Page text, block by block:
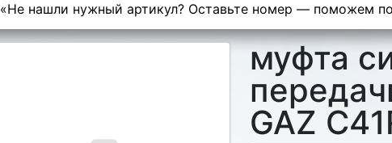
«Не нашли нужный артикул? Оставьте номер — поможем
муфта
GAZ